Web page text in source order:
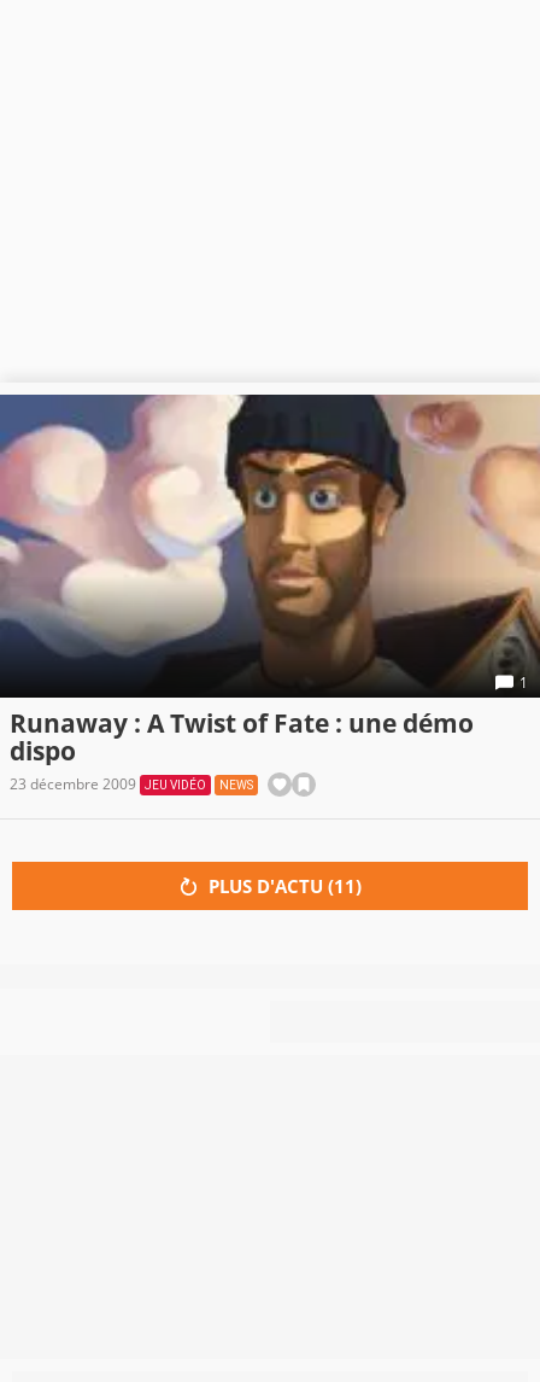
1
Runaway : A Twist of Fate : une démo
dispo
23 décembre 2009 JEU VIDÉO NEWS
PLUS D'ACTU (11)